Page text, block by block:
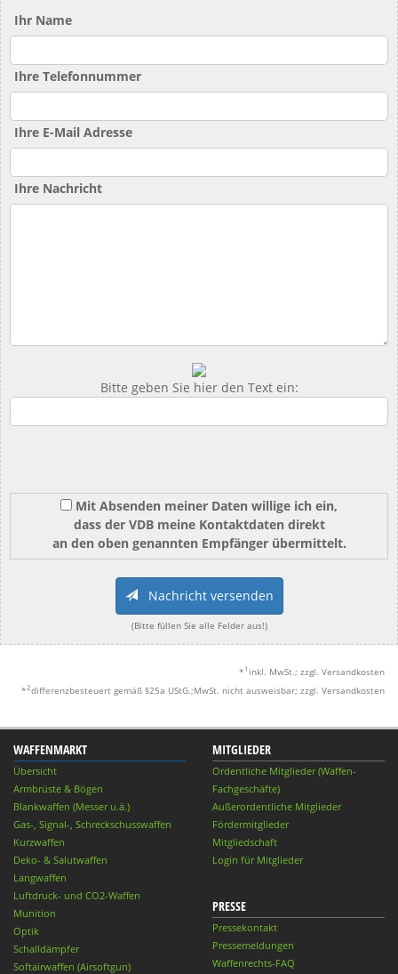
Ihr Name
Ihre Telefonnummer
Ihre E-Mail Adresse
Ihre Nachricht
Bitte geben Sie hier den Text ein:
Mit Absenden meiner Daten willige ich ein,
dass der VDB meine Kontaktdaten direkt
an den oben genannten Empfänger übermittelt.
Nachricht versenden
(Bitte füllen Sie alle Felder aus!)
* 1 inkl. MwSt.; zzgl. Versandkosten
*2differenzbesteuert gemäß §25a UStG.;MwSt. nicht ausweisbar; zzgl. Versandkosten
WAFFENMARKT
Übersicht
Armbrüste & Bögen
Blankwaffen (Messer u.ä.)
Gas-, Signal-, Schreckschusswaffen
Kurzwaffen
Deko- & Salutwaffen
Langwaffen
Luftdruck- und CO2-Waffen
Munition
Optik
Schalldämpfer
Softairwaffen (Airsoftgun)
MITGLIEDER
Ordentliche Mitglieder (Waffen-
Fachgeschäfte)
Außerordentliche Mitglieder
Fördermitglieder
Mitgliedschaft
Login für Mitglieder
PRESSE
Pressekontakt
Pressemeldungen
Waffenrechts-FAQ